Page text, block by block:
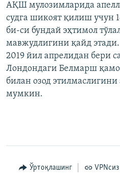
АҚШ мулозимларида
судга шикоят қилиш учун
би-си бундай эҳтимол
мавжудлигини қайд
2019 йил апрелидан бери
Лондондаги Белмарш
билан озод
мумкин.
Ўртоқлашинг